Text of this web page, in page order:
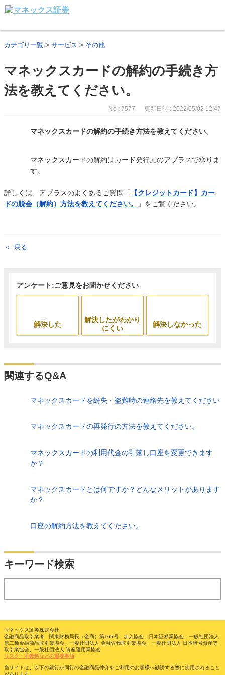
カテゴリ一覧 > サービス > その他
マネックスカードの解約の手続き方
法を教えてください。
No : 7577 更新日時 : 2022/05/02 12:47
マネックスカードの解約の手続き方法を教えてください。
マネックスカードの解約はカード発行元のアプラスで承りま
す。
詳しくは、アプラスのよくあるご質問「
【クレジットカード】カー
ドの脱会（解約）方法を教えてください。
」をご覧ください。
戻る
アンケート:ご意見をお聞かせください
解決した
解決したがわかり
にくい
解決しなかった
関連するQ&A
マネックスカードを紛失・盗難時の連絡先を教えてください
マネックスカードの再発行の方法を教えてください。
マネックスカードの利用代金の引落し口座を変更できます
か？
マネックスカードとは何ですか？どんなメリットがあります
か？
口座の解約方法を教えてください。
キーワード検索
マネックス証券株式会社
金融商品取引業者 関東財務局長（金商）第165号 加入協会：日本証券業協会、一般社団法人
第二種金融商品取引業協会、一般社団法人 金融先物取引業協会、一般社団法人 日本暗号資産等
取引業協会、一般社団法人 資産運用業協会
リスク・手数料などの重要事項
当サイトは、以下の銀行が同行の金融商品仲介をご利用のお客様へ勧誘する際に使用されること